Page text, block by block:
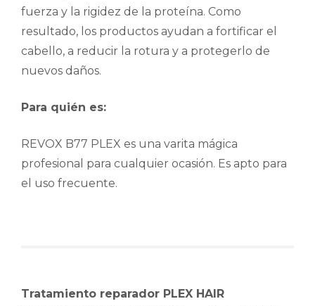
fuerza y la rigidez de la proteína. Como
resultado, los productos ayudan a fortificar el
cabello, a reducir la rotura y a protegerlo de
nuevos daños.
Para quién es:
REVOX B77 PLEX es una varita mágica
profesional para cualquier ocasión. Es apto para
el uso frecuente.
Tratamiento reparador PLEX HAIR